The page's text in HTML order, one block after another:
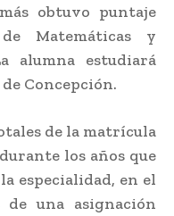
obtuvo puntaje
Matemáticas y
alumna estudiará
Concepción.
de la matrícula
los años que
especialidad, en el
de una asignación